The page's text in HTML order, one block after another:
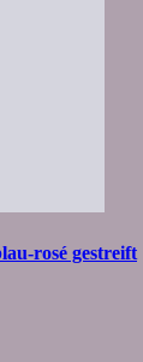
rosé gestreift